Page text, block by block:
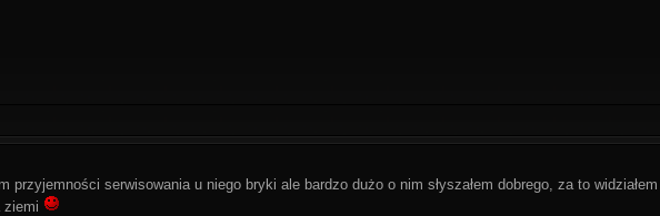
przyjemności serwisowania u niego bryki ale bardzo dużo o nim słyszałem dobrego, za to
ziemi